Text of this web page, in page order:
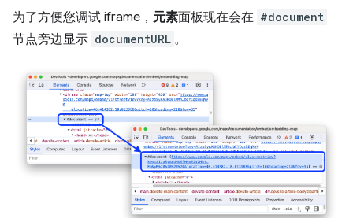
为了方便您调试 iframe， 元素面板现在会在 #document
节点旁边显示 documentURL 。